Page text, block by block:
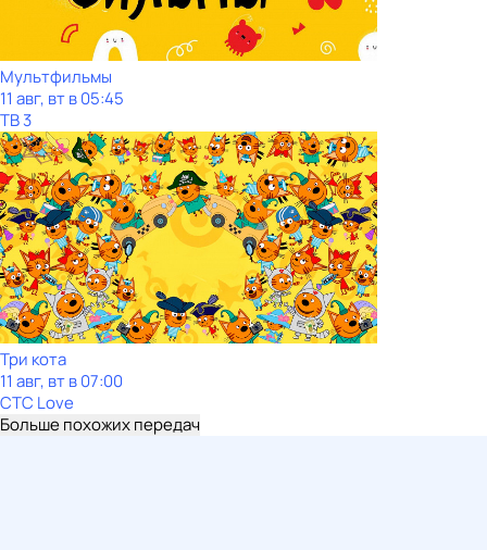
Мультфильмы
11 авг, вт в 05:45
ТВ 3
Три кота
11 авг, вт в 07:00
СТС Love
Больше похожих передач